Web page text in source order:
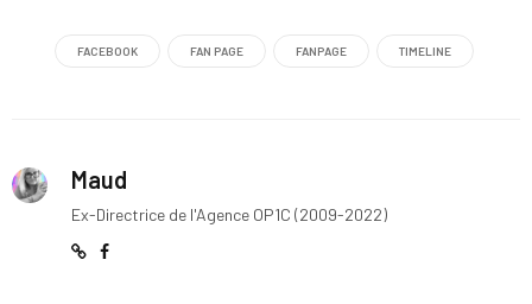
FACEBOOK FAN PAGE FANPAGE TIMELINE
Maud
Ex-Directrice de l'Agence OP1C (2009-2022)